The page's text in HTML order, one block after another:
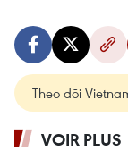
Theo dõi
VOIR PLUS